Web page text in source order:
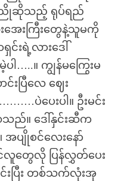
ညိုဆိုသည့် ရုပ်ရည်
ေးကြီးတွေနဲ့သူမကို
င်းရဲ့လားဒေါ်
…..။ ကျွန်မကြွေးမ
းပြီလေ ဈေး
ပဲပေးပါ။ ဦးမင်း
သည်။ ဒေါ်နှင်းဆီက
ပျိုစင်လေးနော်
လူတွေလို ပြန်လွှတ်ပေး
းပြီး တစ်သက်လုံးအု